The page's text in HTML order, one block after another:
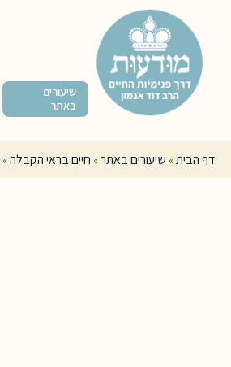
שיעורים
באתר
דף הבית» שיעורים באתר» חיים בראי הקבלה»